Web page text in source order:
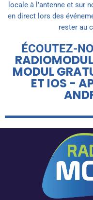
locale à l’antenne et sur
en direct lors des
rester au
ÉCOUTEZ-
MODUL
ET IOS -